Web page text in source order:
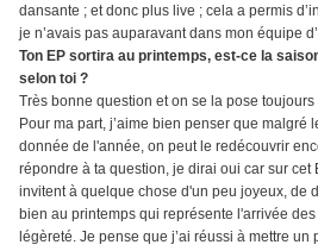
dansante ; et donc plus live ; cela a permis
je n’avais pas auparavant dans mon équipe
Ton EP sortira au printemps, est-ce la
selon toi ?
Très bonne question et on se la pose
Pour ma part, j’aime bien penser que malgré
donnée de l'année, on peut le redécouvrir
répondre à ta question, je dirai oui car sur cet
invitent à quelque chose d'un peu joyeux, de
bien au printemps qui représente l'arrivée
légèreté. Je pense que j’ai réussi à mettre